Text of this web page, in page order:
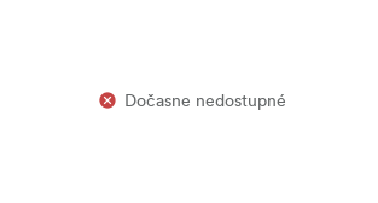
Dočasne nedostupné